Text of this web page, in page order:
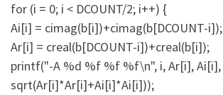
for (i = 0; i < DCOUNT/2; i++) {
Ai[i] = cimag(b[i])+cimag(b[DCOUNT-i]);
Ar[i] = creal(b[DCOUNT-i])+creal(b[i]);
printf("-A %d %f %f %f\n", i, Ar[i], Ai[i],
sqrt(Ar[i]*Ar[i]+Ai[i]*Ai[i]));